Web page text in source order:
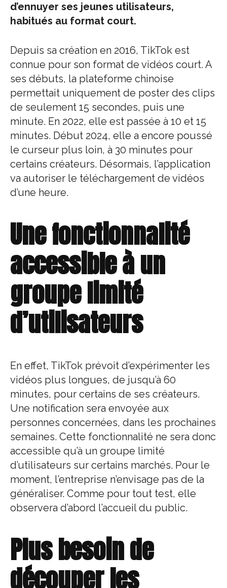
d’ennuyer ses jeunes utilisateurs,
habitués au format court.
Depuis sa création en 2016, TikTok est
connue pour son format de vidéos court. A
ses débuts, la plateforme chinoise
permettait uniquement de poster des clips
de seulement 15 secondes, puis une
minute. En 2022, elle est passée à 10 et 15
minutes. Début 2024, elle a encore poussé
le curseur plus loin, à 30 minutes pour
certains créateurs. Désormais, l’application
va autoriser le téléchargement de vidéos
d’une heure.
Une fonctionnalité
accessible à un
groupe limité
d’utilisateurs
En effet, TikTok prévoit d’expérimenter les
vidéos plus longues, de jusqu’à 60
minutes, pour certains de ses créateurs.
Une notification sera envoyée aux
personnes concernées, dans les prochaines
semaines. Cette fonctionnalité ne sera donc
accessible qu’à un groupe limité
d’utilisateurs sur certains marchés. Pour le
moment, l’entreprise n’envisage pas de la
généraliser. Comme pour tout test, elle
observera d’abord l’accueil du public.
Plus besoin de
découper les